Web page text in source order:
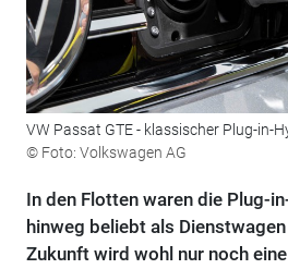
VW Passat GTE - klassischer Plug-in-
© Foto: Volkswagen AG
In den Flotten waren die Plug-
hinweg beliebt als
Zukunft wird wohl nur noch